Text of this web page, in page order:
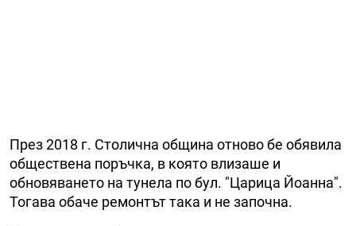
През 2018 г. Столична община отново бе обявила
обществена поръчка, в която влизаше и
обновяването на тунела по бул. "Царица Йоанна".
Тогава обаче ремонтът така и не започна.